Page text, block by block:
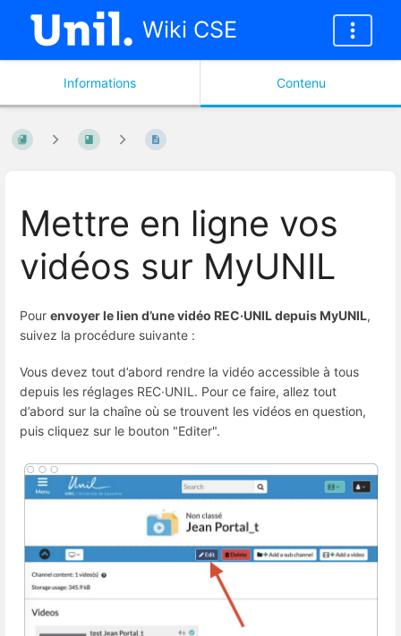
Wiki CSE
Informations Contenu
Mettre en ligne vos
vidéos sur MyUNIL
Pour envoyer le lien d’une vidéo REC·UNILdepuis MyUNIL,
suivez la procédure suivante :
Vous devez tout d’abord rendre la vidéo accessible à tous
depuis les réglages REC·UNIL . Pour ce faire, allez tout
d’abord sur la chaîne où se trouvent les vidéos en question,
puis cliquez sur le bouton "Editer".